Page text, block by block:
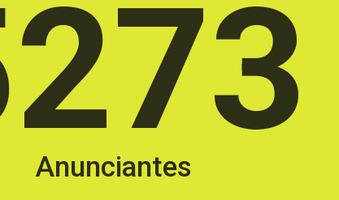
Anunciantes